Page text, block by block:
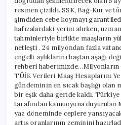
resmen çizildi. SSK, Bağ-Kur ve
şimdiden cebe koymayı
hafızalardaki yerini alırken,
tahminleriyle birlikte maaşların
netleşti . 24 milyondan fazla
engelli aylıklarını baştan aşağı
rehberi haberimizde…Milyonların
TÜİK Verileri Maaş Hesaplarını
gündeminin en sıcak başlığı
bir eşik daha geride kaldı.
tarafından kamuoyuna duyurulan
yaz döneminde ceplere
artış oranlarının zeminini